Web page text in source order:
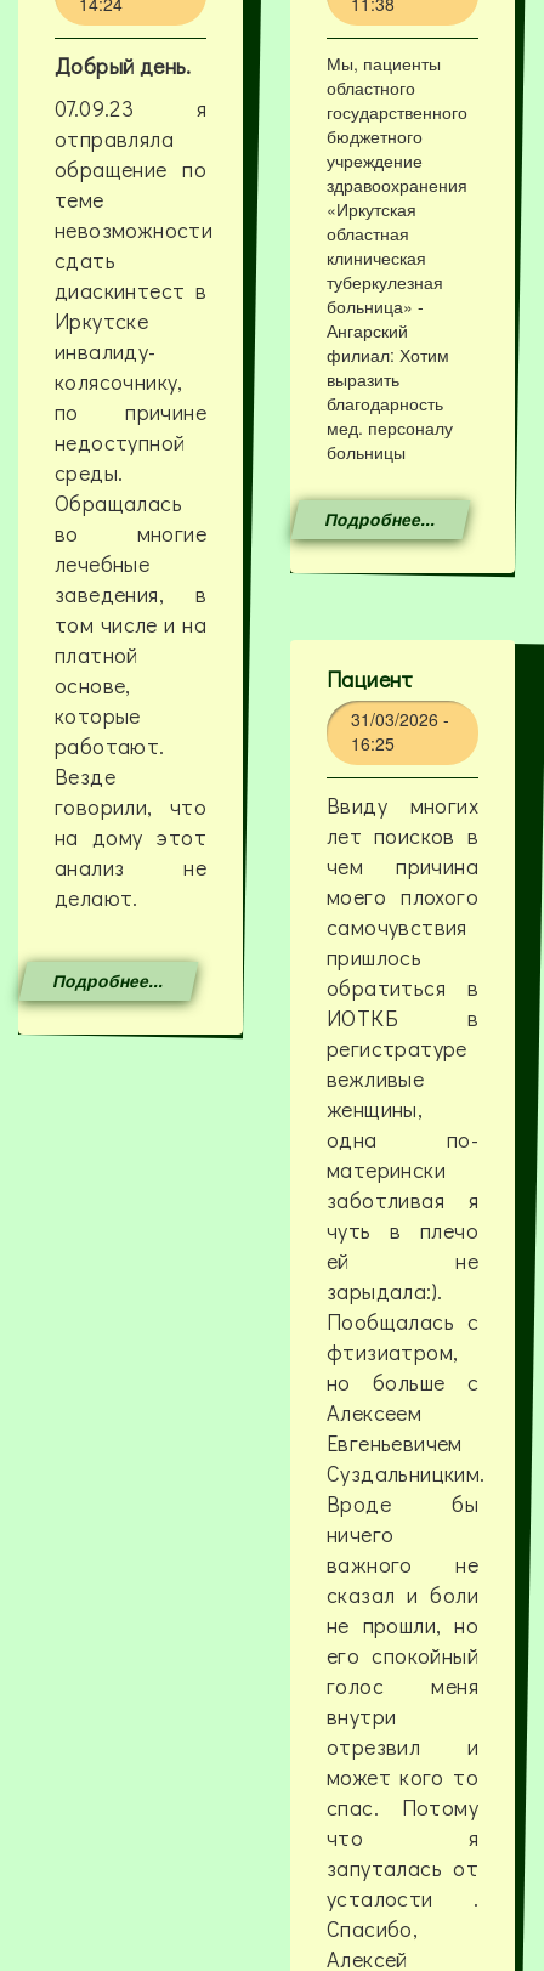
Добрый день.
07.09.23 я
отправляла
обращение по
теме
невозможности
сдать
диаскинтест в
Иркутске
инвалиду-
колясочнику,
по причине
недоступной
среды.
Обращалась
во многие
лечебные
заведения, в
том числе и на
платной
основе,
которые
работают.
Везде
говорили, что
на дому этот
анализ не
делают.
Подробнее...
Мы, пациенты
областного
государственного
бюджетного
учреждение
здравоохранения
«Иркутская
областная
клиническая
туберкулезная
больница» -
Ангарский
филиал: Хотим
выразить
благодарность
мед. персоналу
больницы
Подробнее...
Пациент
31/03/2026 -
16:25
Ввиду многих
лет поисков в
чем причина
моего плохого
самочувствия
пришлось
обратиться в
ИОТКБ в
регистратуре
вежливые
женщины,
одна по-
матерински
заботливая я
чуть в плечо
ей не
зарыдала:).
Пообщалась с
фтизиатром,
но больше с
Алексеем
Евгеньевичем
Суздальницким.
Вроде бы
ничего
важного не
сказал и боли
не прошли, но
его спокойный
голос меня
внутри
отрезвил и
может кого то
спас. Потому
что я
запуталась от
усталости .
Спасибо,
Алексей